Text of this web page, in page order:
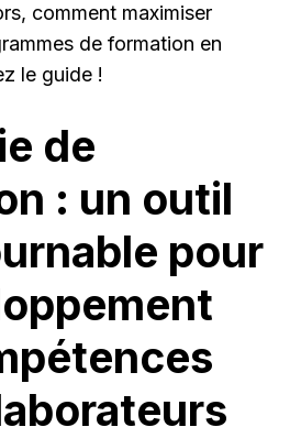
comment maximiser
de formation en
le guide !
de
: un outil
pour